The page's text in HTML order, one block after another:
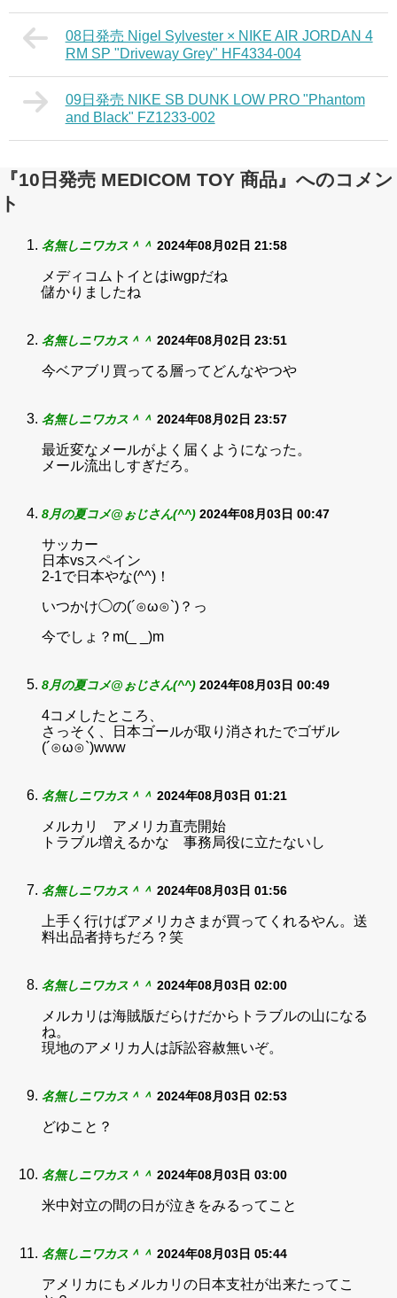
08日発売 Nigel Sylvester × NIKE AIR JORDAN 4
RM SP "Driveway Grey" HF4334-004
09日発売 NIKE SB DUNK LOW PRO "Phantom
and Black" FZ1233-002
『10日発売 MEDICOM TOY 商品』へのコメン
ト
名無しニワカス＾＾ 2024年08月02日 21:58
メディコムトイとはiwgpだね
儲かりましたね
名無しニワカス＾＾ 2024年08月02日 23:51
今ベアブリ買ってる層ってどんなやつや
名無しニワカス＾＾ 2024年08月02日 23:57
最近変なメールがよく届くようになった。
メール流出しすぎだろ。
8月の夏コメ@ぉじさん(^^) 2024年08月03日 00:47
サッカー
日本vsスペイン
2-1で日本やな(^^)！
いつかけ◯の(´⊙ω⊙`)？っ
今でしょ？m(_ _)m
8月の夏コメ@ぉじさん(^^) 2024年08月03日 00:49
4コメしたところ、
さっそく、日本ゴールが取り消されたでゴザル
(´⊙ω⊙`)www
名無しニワカス＾＾ 2024年08月03日 01:21
メルカリ アメリカ直売開始
トラブル増えるかな 事務局役に立たないし
名無しニワカス＾＾ 2024年08月03日 01:56
上手く行けばアメリカさまが買ってくれるやん。送
料出品者持ちだろ？笑
名無しニワカス＾＾ 2024年08月03日 02:00
メルカリは海賊版だらけだからトラブルの山になる
ね。
現地のアメリカ人は訴訟容赦無いぞ。
名無しニワカス＾＾ 2024年08月03日 02:53
どゆこと？
名無しニワカス＾＾ 2024年08月03日 03:00
米中対立の間の日が泣きをみるってこと
名無しニワカス＾＾ 2024年08月03日 05:44
アメリカにもメルカリの日本支社が出来たってこ